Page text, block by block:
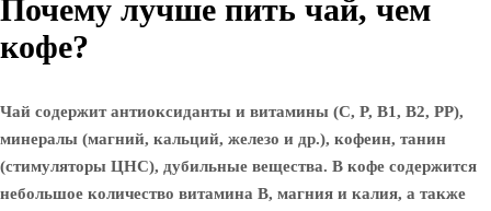
Почему лучше пить чай, чем
кофе?
Чай содержит антиоксиданты и витамины (С, P, B1, B2, PP),
минералы (магний, кальций, железо и др.), кофеин, танин
(стимуляторы ЦНС), дубильные вещества. В кофе содержится
небольшое количество витамина В, магния и калия, а также